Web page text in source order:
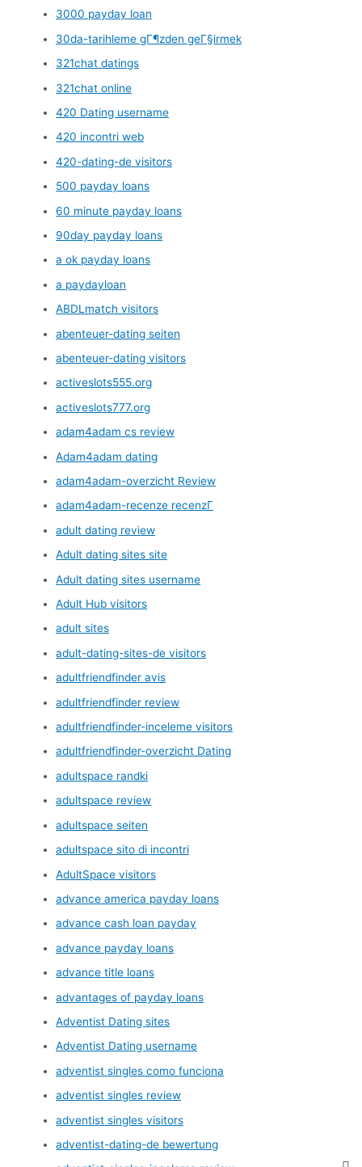
3000 payday loan
30da-tarihleme gГ¶zden geГ§irmek
321chat datings
321chat online
420 Dating username
420 incontri web
420-dating-de visitors
500 payday loans
60 minute payday loans
90day payday loans
a ok payday loans
a paydayloan
ABDLmatch visitors
abenteuer-dating seiten
abenteuer-dating visitors
activeslots555.org
activeslots777.org
adam4adam cs review
Adam4adam dating
adam4adam-overzicht Review
adam4adam-recenze recenzГ­
adult dating review
Adult dating sites site
Adult dating sites username
Adult Hub visitors
adult sites
adult-dating-sites-de visitors
adultfriendfinder avis
adultfriendfinder review
adultfriendfinder-inceleme visitors
adultfriendfinder-overzicht Dating
adultspace randki
adultspace review
adultspace seiten
adultspace sito di incontri
AdultSpace visitors
advance america payday loans
advance cash loan payday
advance payday loans
advance title loans
advantages of payday loans
Adventist Dating sites
Adventist Dating username
adventist singles como funciona
adventist singles review
adventist singles visitors
adventist-dating-de bewertung